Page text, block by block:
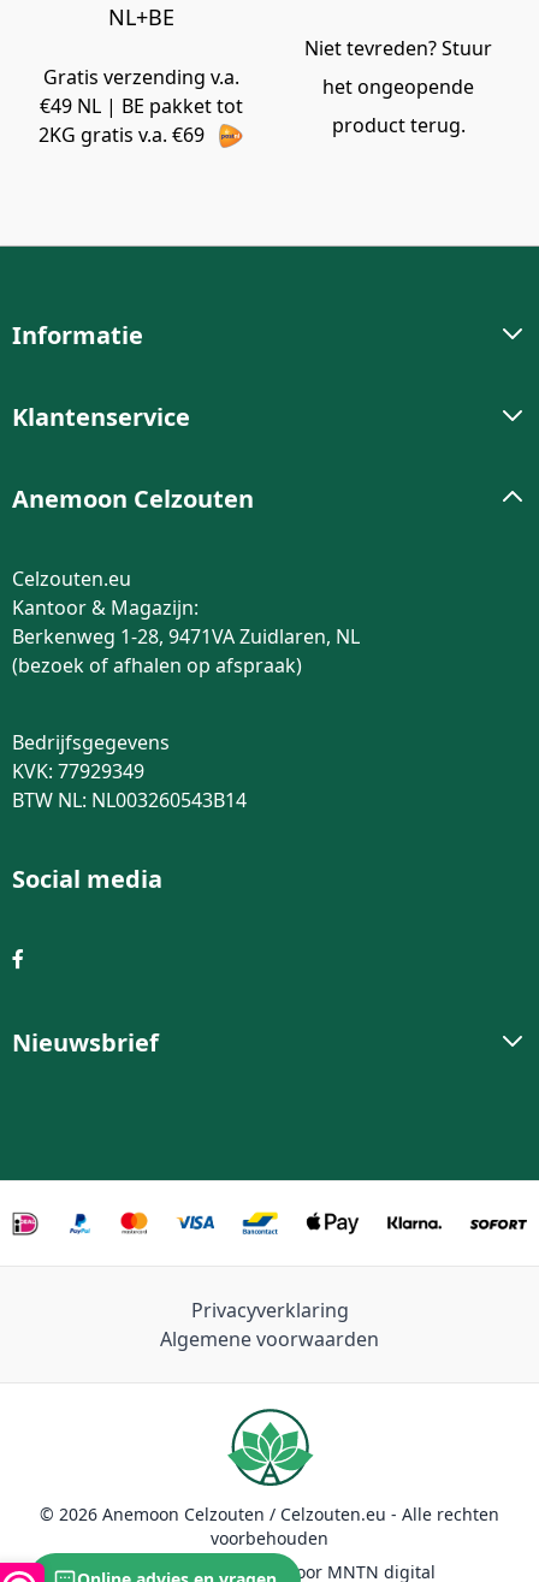
NL+BE
Gratis verzending v.a.
€49 NL | BE pakket tot
2KG gratis v.a. €69
Niet tevreden? Stuur
het ongeopende
product terug.
Informatie
Klantenservice
Anemoon Celzouten
Celzouten.eu
Kantoor & Magazijn:
Berkenweg 1-28, 9471VA Zuidlaren, NL
(bezoek of afhalen op afspraak)
Bedrijfsgegevens
KVK: 77929349
BTW NL: NL003260543B14
Social media
Nieuwsbrief
Privacyverklaring
Algemene voorwaarden
© 2026 Anemoon Celzouten / Celzouten.eu - Alle rechten
voorbehouden
Duurzaam ontwikkeld door MNTN digital